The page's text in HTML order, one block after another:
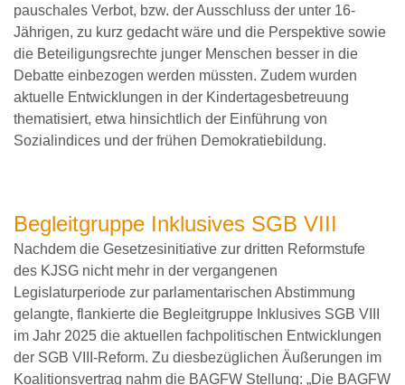
pauschales Verbot, bzw. der Ausschluss der unter 16-
Jährigen, zu kurz gedacht wäre und die Perspektive sowie
die Beteiligungsrechte junger Menschen besser in die
Debatte einbezogen werden müssten. Zudem wurden
aktuelle Entwicklungen in der Kindertagesbetreuung
thematisiert, etwa hinsichtlich der Einführung von
Sozialindices und der frühen Demokratiebildung.
Begleitgruppe Inklusives SGB VIII
Nachdem die Gesetzesinitiative zur dritten Reformstufe
des KJSG nicht mehr in der vergangenen
Legislaturperiode zur parlamentarischen Abstimmung
gelangte, flankierte die Begleitgruppe Inklusives SGB VIII
im Jahr 2025 die aktuellen fachpolitischen Entwicklungen
der SGB VIII-Reform. Zu diesbezüglichen Äußerungen im
Koalitionsvertrag nahm die BAGFW Stellung: „Die BAGFW